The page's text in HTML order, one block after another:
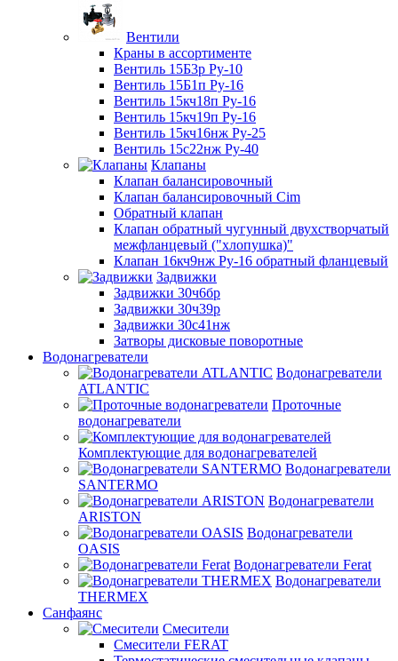
Вентили
Краны в ассортименте
Вентиль 15Б3р Ру-10
Вентиль 15Б1п Ру-16
Вентиль 15кч18п Ру-16
Вентиль 15кч19п Ру-16
Вентиль 15кч16нж Ру-25
Вентиль 15с22нж Ру-40
Клапаны
Клапан балансировочный
Клапан балансировочный Cim
Обратный клапан
Клапан обратный чугунный двухстворчатый
межфланцевый ("хлопушка)"
Клапан 16кч9нж Ру-16 обратный фланцевый
Задвижки
Задвижки 30ч6бр
Задвижки 30ч39р
Задвижки 30с41нж
Затворы дисковые поворотные
Водонагреватели
Водонагреватели
ATLANTIC
Проточные
водонагреватели
Комплектующие для водонагревателей
Водонагреватели
SANTERMO
Водонагреватели
ARISTON
Водонагреватели
OASIS
Водонагреватели Ferat
Водонагреватели
THERMEX
Санфаянс
Смесители
Смесители FERAT